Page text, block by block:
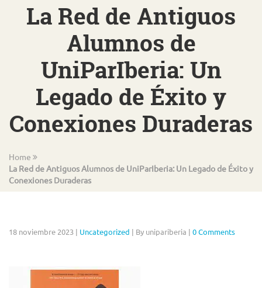
La Red de Antiguos
Alumnos de
UniParIberia: Un
Legado de Éxito y
Conexiones Duraderas
Home
La Red de Antiguos Alumnos de UniParIberia: Un Legado de Éxito y
Conexiones Duraderas
18 noviembre 2023 | Uncategorized | By unipariberia | 0 Comments